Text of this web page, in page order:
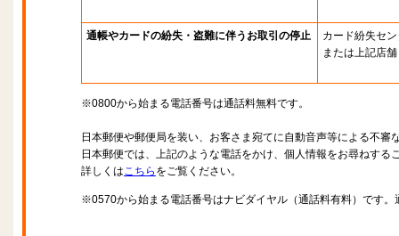
通帳やカードの紛失・盗難に伴うお取引の停止
カード紛失セ
または上記店舗
※0800から始まる電話番号は通話料無料です。
日本郵便や郵便局を装い、お客さま宛てに自動音声等による不審
日本郵便では、上記のような電話をかけ、個人情報をお尋ねする
詳しくはこちら をご覧ください。
※0570から始まる電話番号はナビダイヤル（通話料有料）です